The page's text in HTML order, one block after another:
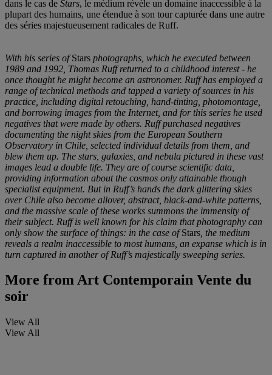
dans le cas de Stars, le médium révèle un domaine inaccessible à la
plupart des humains, une étendue à son tour capturée dans une autre
des séries majestueusement radicales de Ruff.
With his series ofStars photographs, which he executed between
1989 and 1992, Thomas Ruff returned to a childhood interest - he
once thought he might become an astronomer. Ruff has employed a
range of technical methods and tapped a variety of sources in his
practice, including digital retouching, hand-tinting, photomontage,
and borrowing images from the Internet, and for this series he used
negatives that were made by others. Ruff purchased negatives
documenting the night skies from the European Southern
Observatory in Chile, selected individual details from them, and
blew them up. The stars, galaxies, and nebula pictured in these vast
images lead a double life. They are of course scientific data,
providing information about the cosmos only attainable though
specialist equipment. But in Ruff’s hands the dark glittering skies
over Chile also become allover, abstract, black-and-white patterns,
and the massive scale of these works summons the immensity of
their subject. Ruff is well known for his claim that photography can
only show the surface of things: in the case ofStars , the medium
reveals a realm inaccessible to most humans, an expanse which is in
turn captured in another of Ruff’s majestically sweeping series.
More fromArt Contemporain Vente du
soir
View All
View All